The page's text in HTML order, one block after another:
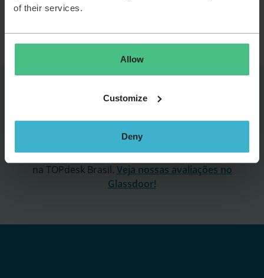
of their services.
Allow
Customize
Deny
e tente novamente.
Mais de 60 pessoas compartilharam suas experiências
na TOPdesk Brasil. Veja nossas avaliações no
Glassdoor!